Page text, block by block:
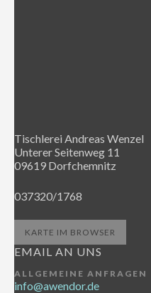
Tischlerei Andreas Wenzel
Unterer Seitenweg 11
09619 Dorfchemnitz
037320/1768
KARTE IM BROWSER
EMAIL AN UNS
ALLGEMEINE ANFRAGEN
info@awendor.de